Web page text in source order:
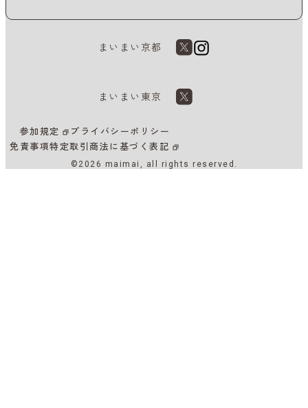
まいまい京都
まいまい東京
参加規定
プライバシーポリシー
免責事項特定取引商法に基づく表記
©2026 maimai, all rights reserved.